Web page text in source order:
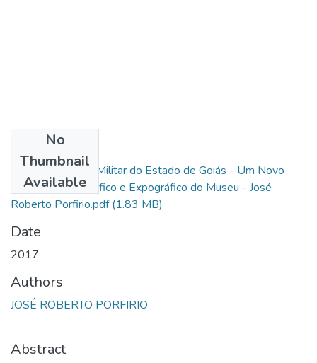
No
Thumbnail
Available
Museu da Polícia Militar do Estado de Goiás - Um Novo
Arranjo Museográfico e Expográfico do Museu - José
Roberto Porfirio.pdf(1.83 MB)
Date
2017
Authors
JOSÉ ROBERTO PORFIRIO
Abstract